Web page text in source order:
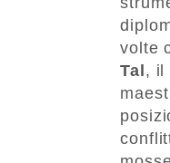
volte
Tal, il